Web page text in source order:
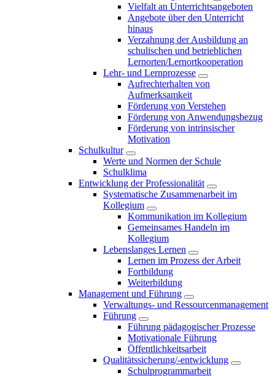
Vielfalt an Unterrichtsangeboten
Angebote über den Unterricht
hinaus
Verzahnung der Ausbildung an
schulischen und betrieblichen
Lernorten/Lernortkooperation
Lehr- und Lernprozesse
Aufrechterhalten von
Aufmerksamkeit
Förderung von Verstehen
Förderung von Anwendungsbezug
Förderung von intrinsischer
Motivation
Schulkultur
Werte und Normen der Schule
Schulklima
Entwicklung der Professionalität
Systematische Zusammenarbeit im
Kollegium
Kommunikation im Kollegium
Gemeinsames Handeln im
Kollegium
Lebenslanges Lernen
Lernen im Prozess der Arbeit
Fortbildung
Weiterbildung
Management und Führung
Verwaltungs- und Ressourcenmanagement
Führung
Führung pädagogischer Prozesse
Motivationale Führung
Öffentlichkeitsarbeit
Qualitätssicherung/-entwicklung
Schulprogrammarbeit